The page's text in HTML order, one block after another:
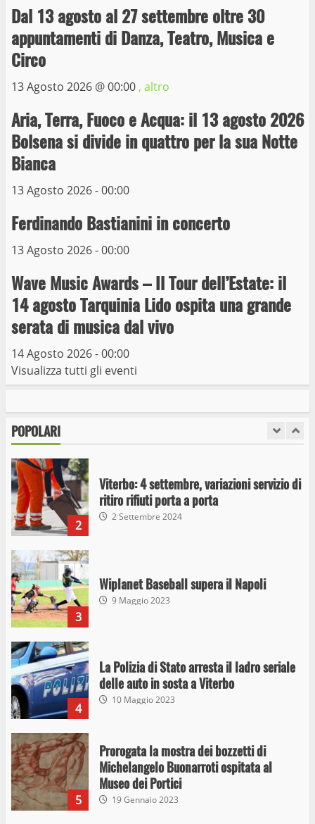
Dal 13 agosto al 27 settembre oltre 30
appuntamenti di Danza, Teatro, Musica e
Circo
13 Agosto 2026 @00:00 , altro
Aria, Terra, Fuoco e Acqua: il 13 agosto 2026
Bolsena si divide in quattro per la sua Notte
Bianca
13 Agosto 2026 - 00:00
Ferdinando Bastianini in concerto
13 Agosto 2026 - 00:00
Wave Music Awards – Il Tour dell’Estate: il
14 agosto Tarquinia Lido ospita una grande
serata di musica dal vivo
14 Agosto 2026 - 00:00
Visualizza tutti gli eventi
POPOLARI
La Polizia di Stato arresta il ladro seriale
delle auto in sosta a Viterbo
Prorogata la mostra dei bozzetti di
Michelangelo Buonarroti ospitata al
Museo dei Portici
6
capolinea al terminal Riello dal 15 al 17
giugno
15 Giugno 2023
Giochi Sportivi Studenteschi di Atletica a
Viterbo
10 Maggio 2023
I Carabinieri arrestano due giovani per
stupefacenti
2
Viterbo: 4 settembre, variazioni servizio di
ritiro rifiuti porta a porta
2 Settembre 2024
3
Wiplanet Baseball supera il Napoli
9 Maggio 2023
4
La Polizia di Stato arresta il ladro seriale
delle auto in sosta a Viterbo
10 Maggio 2023
5
Prorogata la mostra dei bozzetti di
Michelangelo Buonarroti ospitata al
Museo dei Portici
19 Gennaio 2023